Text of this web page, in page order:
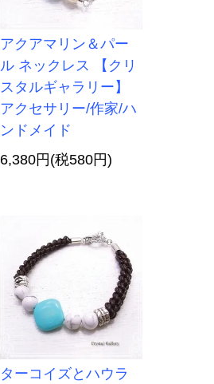
アクアマリン＆パー
ル ネックレス 【クリ
スタルギャラリー】
アクセサリー/作家/ハ
ンドメイド
6,380円(税580円)
ターコイズとハウラ